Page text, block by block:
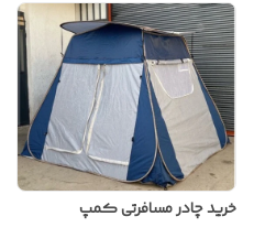
خرید چادر مسافرتی کمپ